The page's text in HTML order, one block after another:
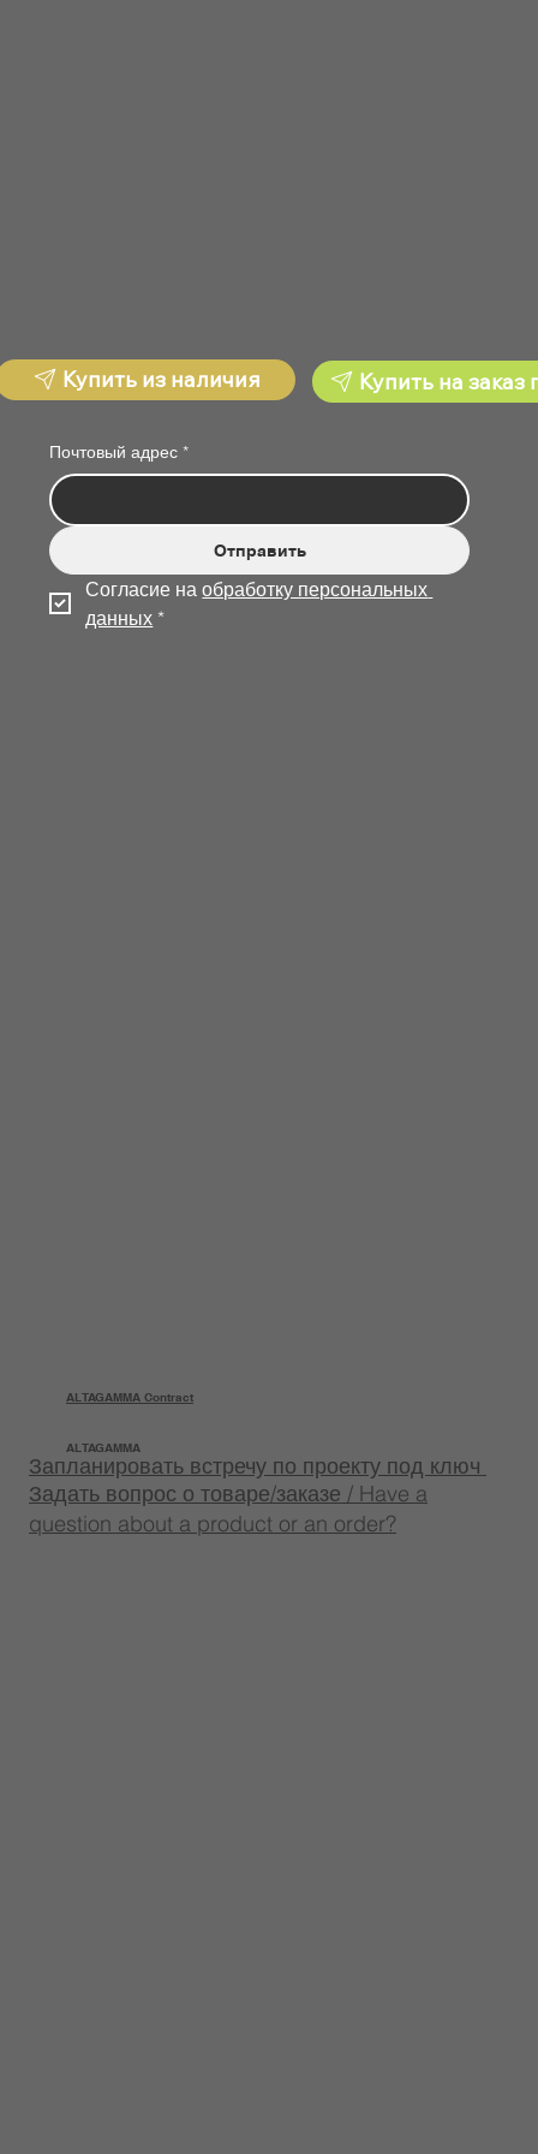
Почтовый адрес *
Отправить
Согласие на обработку персональных
данных *
Купить из наличия Купить на
ALTAGAMMA
Задать вопрос о товаре/заказе / Have a
question about a product or an order?
ALTAGAMMA Contract
Запланировать встречу по проекту под ключ